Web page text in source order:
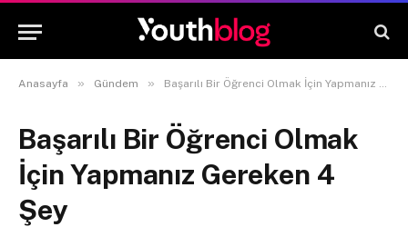
Anasayfa » Gündem » Başarılı Bir Öğrenci Olmak İçin Yapmanız Gereken 4 Şey
Başarılı Bir Öğrenci Olmak
İçin Yapmanız Gereken 4
Şey